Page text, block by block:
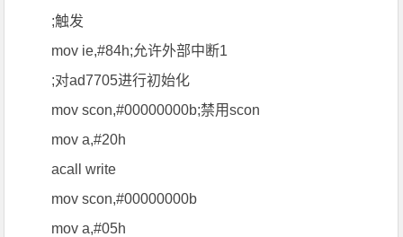
;触发
mov ie,#84h;允许外部中断1
;对ad7705进行初始化
mov scon,#00000000b;禁用scon
mov a,#20h
acall write
mov scon,#00000000b
mov a,#05h